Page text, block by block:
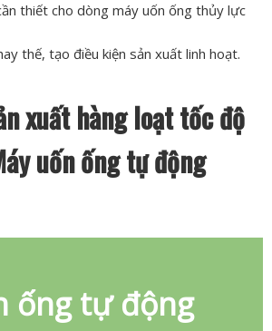
thiết cho dòng máy uốn ống thủy lực
thế, tạo điều kiện sản xuất linh hoạt.
xuất hàng loạt tốc độ
uốn ống tự động
ống tự động